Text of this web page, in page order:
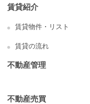
賃貸紹介
賃貸物件・リスト
賃貸の流れ
不動産管理
不動産売買